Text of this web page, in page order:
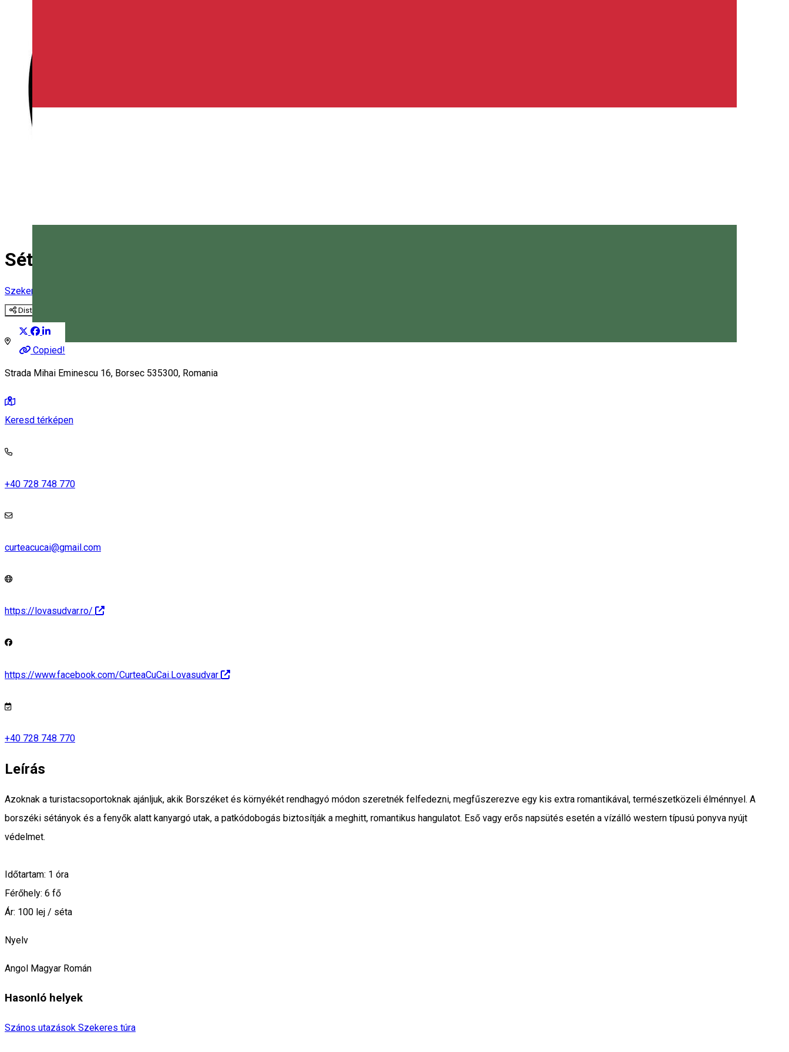
Magyar
Sétakocsizás – Borszék
Szekeres túra
Distribuie
Copied!
Strada Mihai Eminescu 16, Borsec 535300, Romania
Keresd térképen
+40 728 748 770
curteacucai@gmail.com
https://lovasudvar.ro/
https://www.facebook.com/CurteaCuCai.Lovasudvar
+40 728 748 770
Leírás
Azoknak a turistacsoportoknak ajánljuk, akik Borszéket és környékét rendhagyó módon szeretnék felfedezni, megfűszerezve egy kis extra romantikával, természetközeli élménnyel. A
borszéki sétányok és a fenyők alatt kanyargó utak, a patkódobogás biztosítják a meghitt, romantikus hangulatot. Eső vagy erős napsütés esetén a vízálló western típusú ponyva nyújt
védelmet.
Időtartam: 1 óra
Férőhely: 6 fő
Ár: 100 lej / séta
Nyelv
Angol Magyar Román
Hasonló helyek
Szános utazások Szekeres túra